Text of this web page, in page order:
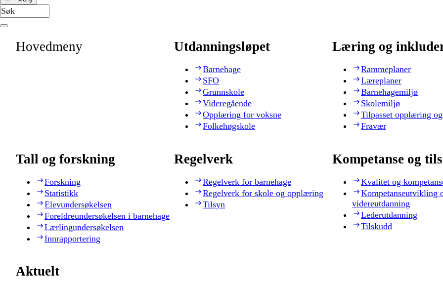
Hovedmeny Utdanningsløpet
Barnehage
SFO
Grunnskole
Videregående
Opplæring for voksne
Folkehøgskole
Læring og
Rammeplaner
Læreplaner
Barnehagemiljø
Skolemiljø
Tilpasset opplæring
Fravær
Tall og forskning
Forskning
Statistikk
Elevundersøkelsen
Foreldreundersøkelsen i barnehage
Lærlingundersøkelsen
Innrapportering
Regelverk
Regelverk for barnehage
Regelverk for skole og opplæring
Tilsyn
Kompetanse og
Kvalitet og
Kompetanseutvikling
videreutdanning
Lederutdanning
Tilskudd
Aktuelt